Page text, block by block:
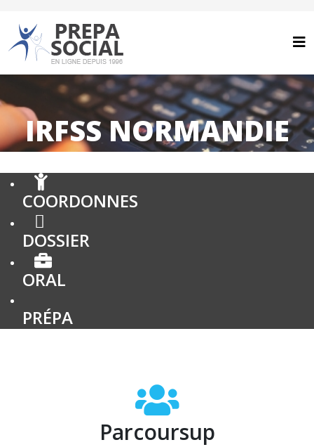
IRFSS NORMANDIE
COORDONNES
DOSSIER
ORAL
PRÉPA
Parcoursup